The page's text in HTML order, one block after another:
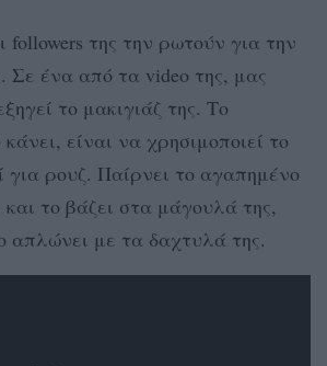
followers της την ρωτούν για την
Σε ένα από τα video της, μας
το μακιγιάζ της. Το
είναι να χρησιμοποιεί το
για ρουζ. Παίρνει το αγαπημένο
το βάζει στα μάγουλά της,
απλώνει με τα δαχτυλά της.